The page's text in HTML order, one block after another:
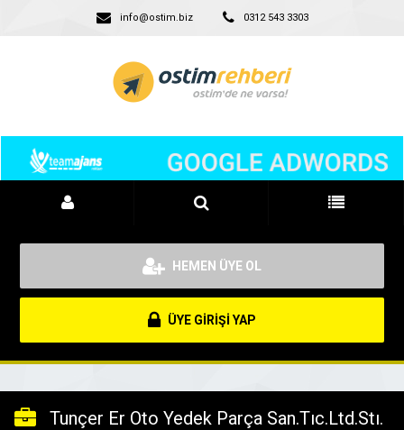
info@ostim.biz 0312 543 3303
HEMEN ÜYE OL
ÜYE GİRİŞİ YAP
Tunçer Er Oto Yedek Parça San.Tıc.Ltd.Stı.